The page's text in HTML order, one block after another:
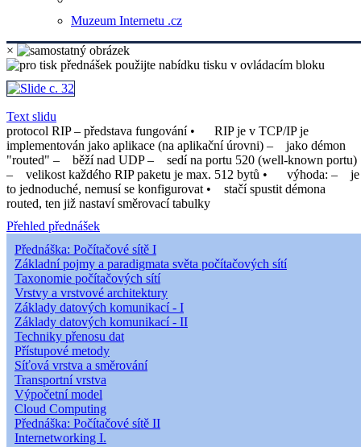
Muzeum Internetu .cz
×
Text slidu
protocol RIP – představa fungování • RIP je v TCP/IP je
implementován jako aplikace (na aplikační úrovni) – jako démon
"routed" – běží nad UDP – sedí na portu 520 (well-known portu)
– velikost každého RIP paketu je max. 512 bytů • výhoda: – je
to jednoduché, nemusí se konfigurovat • stačí spustit démona
routed, ten již nastaví směrovací tabulky
Přehled přednášek
Přednáška: Počítačové sítě I
Základní pojmy a paradigmata světa počítačových sítí
Taxonomie počítačových sítí
Vrstvy a vrstvové architektury
Základy datových komunikací - I
Základy datových komunikací - II
Techniky přenosu dat
Přístupové metody
Síťová vrstva a směrování
Transportní vrstva
Výpočetní model
Cloud Computing
Přednáška: Počítačové sítě II
Internetworking I.